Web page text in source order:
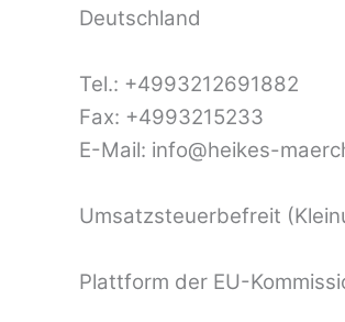
Deutschland
Tel.: +4993212691882
Fax: +4993215233
E-Mail: info@heikes-
Umsatzsteuerbefreit
Plattform der EU-